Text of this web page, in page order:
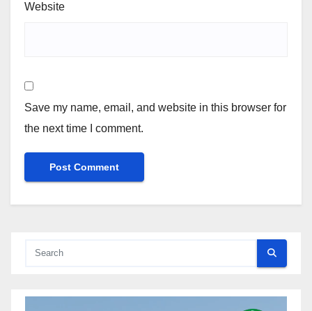
Website
Save my name, email, and website in this browser for
the next time I comment.